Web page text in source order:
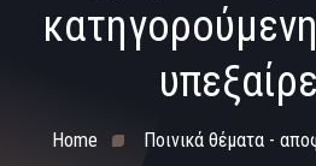
Home
Ποινικά θέματα -